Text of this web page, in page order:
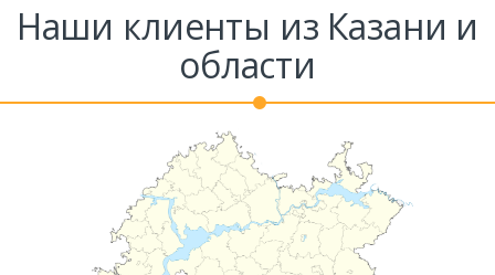
Наши клиенты из Казани и
области